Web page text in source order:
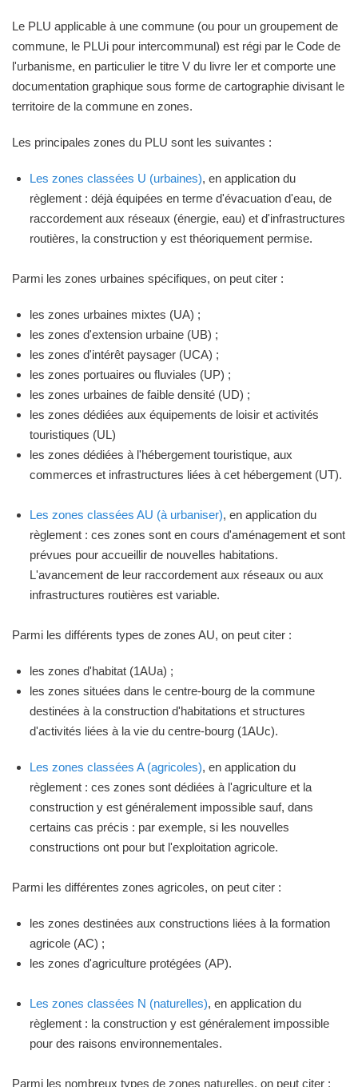
Le PLU applicable à une commune (ou pour un groupement de
commune, le PLUi pour intercommunal) est régi par le Code de
l'urbanisme, en particulier le titre V du livre Ier et comporte une
documentation graphique sous forme de cartographie divisant le
territoire de la commune en zones.
Les principales zones du PLU sont les suivantes :
Les zones classées U (urbaines), en application du
règlement : déjà équipées en terme d'évacuation d'eau, de
raccordement aux réseaux (énergie, eau) et d'infrastructures
routières, la construction y est théoriquement permise.
Parmi les zones urbaines spécifiques, on peut citer :
les zones urbaines mixtes (UA) ;
les zones d'extension urbaine (UB) ;
les zones d'intérêt paysager (UCA) ;
les zones portuaires ou fluviales (UP) ;
les zones urbaines de faible densité (UD) ;
les zones dédiées aux équipements de loisir et activités
touristiques (UL)
les zones dédiées à l'hébergement touristique, aux
commerces et infrastructures liées à cet hébergement (UT).
Les zones classées AU (à urbaniser), en application du
règlement : ces zones sont en cours d'aménagement et sont
prévues pour accueillir de nouvelles habitations.
L'avancement de leur raccordement aux réseaux ou aux
infrastructures routières est variable.
Parmi les différents types de zones AU, on peut citer :
les zones d'habitat (1AUa) ;
les zones situées dans le centre-bourg de la commune
destinées à la construction d'habitations et structures
d'activités liées à la vie du centre-bourg (1AUc).
Les zones classées A (agricoles), en application du
règlement : ces zones sont dédiées à l'agriculture et la
construction y est généralement impossible sauf, dans
certains cas précis : par exemple, si les nouvelles
constructions ont pour but l'exploitation agricole.
Parmi les différentes zones agricoles, on peut citer :
les zones destinées aux constructions liées à la formation
agricole (AC) ;
les zones d'agriculture protégées (AP).
Les zones classées N (naturelles), en application du
règlement : la construction y est généralement impossible
pour des raisons environnementales.
Parmi les nombreux types de zones naturelles, on peut citer :